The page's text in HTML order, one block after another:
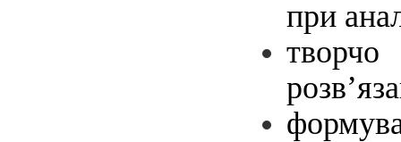
при
творчо